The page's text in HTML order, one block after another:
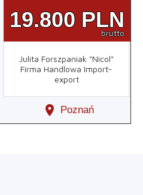
19.800 PLN
brutto
Julita Forszpaniak "Nicol"
Firma Handlowa Import-
export
location_on Poznań